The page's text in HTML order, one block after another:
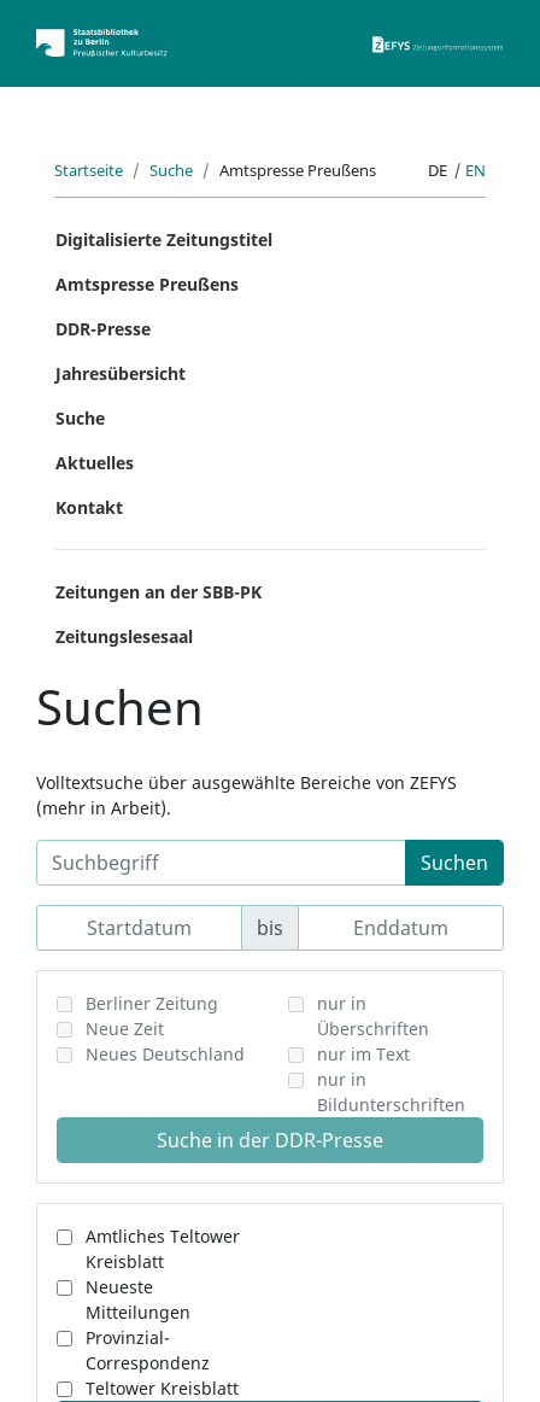
Startseite Suche Amtspresse Preußens DE | EN
Digitalisierte Zeitungstitel
Amtspresse Preußens
DDR-Presse
Jahresübersicht
Suche
Aktuelles
Kontakt
Zeitungen an der SBB-PK
Zeitungslesesaal
Suchen
Volltextsuche über ausgewählte Bereiche von ZEFYS
(mehr in Arbeit).
Suchen
bis
Berliner Zeitung
Neue Zeit
Neues Deutschland
nur in
Überschriften
nur im Text
nur in
Bildunterschriften
Suche in der DDR-Presse
Amtliches Teltower
Kreisblatt
Neueste
Mitteilungen
Provinzial-
Correspondenz
Teltower Kreisblatt